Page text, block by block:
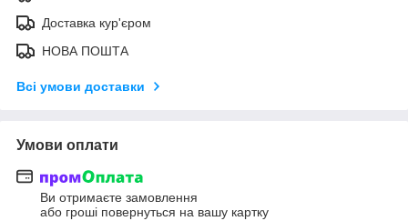
Доставка кур'єром
НОВА ПОШТА
Всі умови доставки
Умови оплати
Ви отримаєте замовлення
або гроші повернуться на вашу картку